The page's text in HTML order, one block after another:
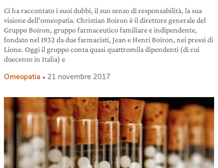
Ci ha raccontato i suoi dubbi, il suo senso di responsabilità, la sua
visione dell’omeopatia. Christian Boiron è il direttore generale del
Gruppo Boiron, gruppo farmaceutico familiare e indipendente,
fondato nel 1932 da due farmacisti, Jean e Henri Boiron, nei pressi di
Lione. Oggi il gruppo conta quasi quattromila dipendenti (di cui
duecento in Italia) e
Omeopatia 21 novembre 2017